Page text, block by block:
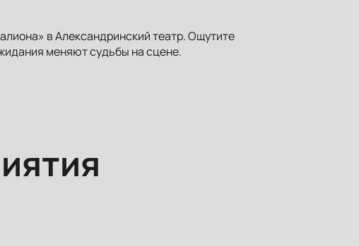
в Александринский театр. Ощутите
меняют судьбы на сцене.